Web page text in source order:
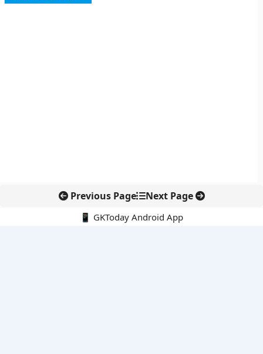
Previous Page Next Page
📱 GKToday Android App